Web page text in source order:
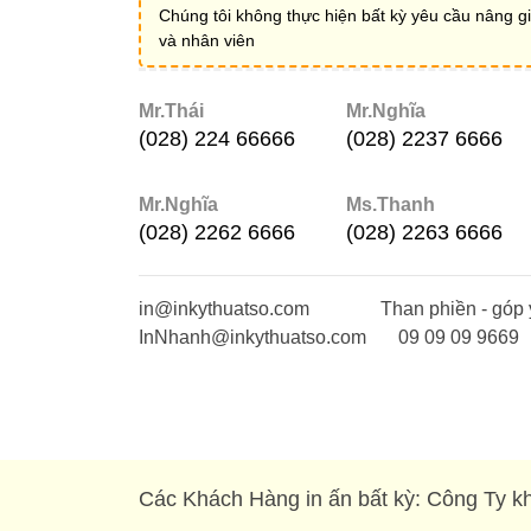
Chúng tôi không thực hiện bất kỳ yêu cầu nâng
và nhân viên
Mr.Thái
(028) 224 66666
Mr.Nghĩa
(028) 2237 6666
Mr.Nghĩa
(028) 2262 6666
Ms.Thanh
(028) 2263 6666
in@inkythuatso.com
InNhanh@inkythuatso.com
Than phiền - góp
09 09 09 9669
Các Khách Hàng in ấn bất kỳ: Công Ty